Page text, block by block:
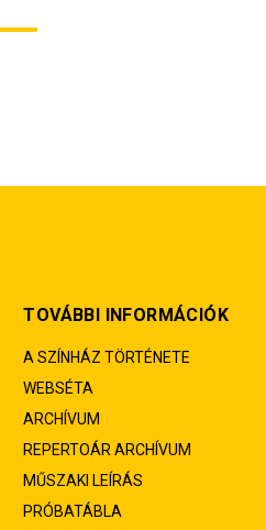
TOVÁBBI INFORMÁCIÓK
A SZÍNHÁZ TÖRTÉNETE
WEBSÉTA
ARCHÍVUM
REPERTOÁR ARCHÍVUM
MŰSZAKI LEÍRÁS
PRÓBATÁBLA